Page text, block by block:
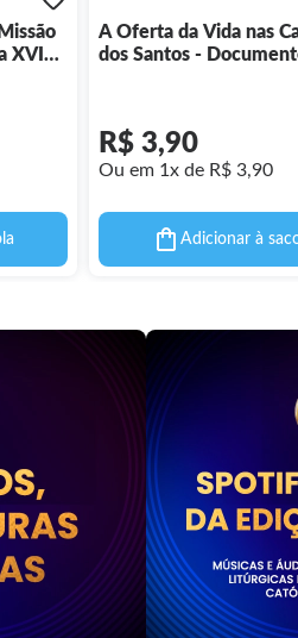
XVI
A Oferta da Vida nas
dos Santos -
R$ 3,90
Ou em 1x de R$ 3,90
Adicionar à